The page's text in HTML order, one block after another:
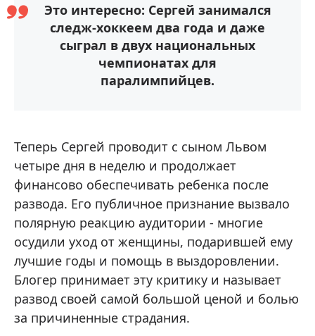
Это интересно: Сергей занимался
следж-хоккеем два года и даже
сыграл в двух национальных
чемпионатах для
паралимпийцев.
Теперь Сергей проводит с сыном Львом
четыре дня в неделю и продолжает
финансово обеспечивать ребенка после
развода. Его публичное признание вызвало
полярную реакцию аудитории - многие
осудили уход от женщины, подарившей ему
лучшие годы и помощь в выздоровлении.
Блогер принимает эту критику и называет
развод своей самой большой ценой и болью
за причиненные страдания.